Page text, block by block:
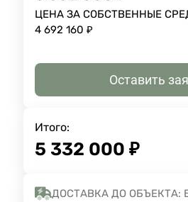
ЦЕНА ЗА СОБСТВЕННЫЕ
4 692 160 ₽
Оставить
Итого:
5 332 000 ₽
ДОСТАВКА ДО ОБЪЕКТА: